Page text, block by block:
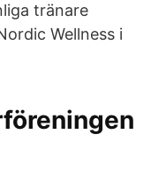
tränare
Wellness i